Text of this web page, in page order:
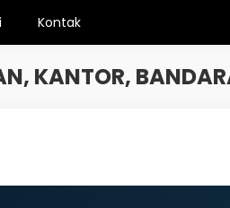
Kontak
KANTOR,